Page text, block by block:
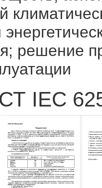
решение
IEC